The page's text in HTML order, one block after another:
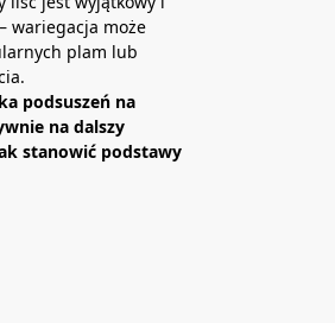
wariegacja może
plam lub
podsuszeń na
na dalszy
stanowić podstawy